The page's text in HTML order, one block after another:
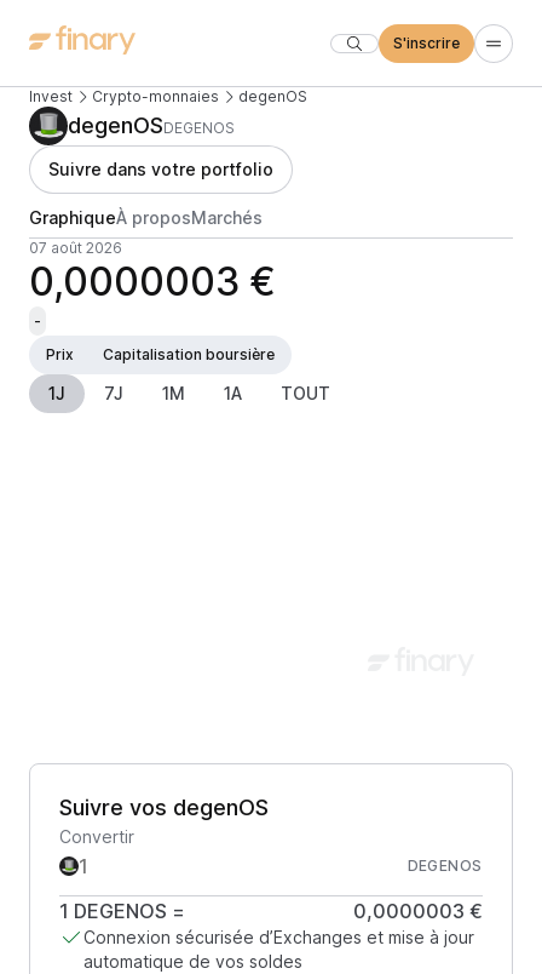
S'inscrire
Invest Crypto-monnaies degenOS
degenOSDEGENOS
Suivre dans votre portfolio
GraphiqueÀ proposMarchés
07 août 2026
0,0000003 €
-
Prix
Capitalisation boursière
1J 7J 1M 1A TOUT
Suivre vos degenOS
Convertir
DEGENOS
1 DEGENOS = 0,0000003 €
Connexion sécurisée d’Exchanges et mise à jour
automatique de vos soldes